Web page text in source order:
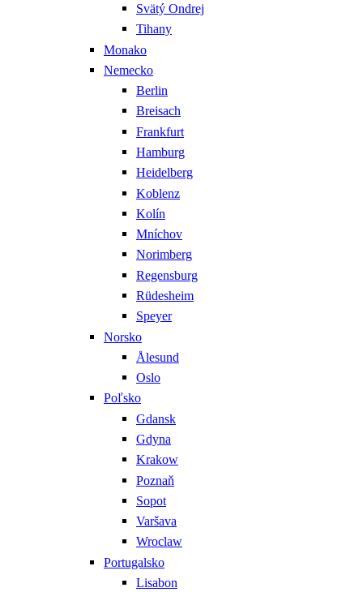
Svätý Ondrej
Tihany
Monako
Nemecko
Berlin
Breisach
Frankfurt
Hamburg
Heidelberg
Koblenz
Kolín
Mníchov
Norimberg
Regensburg
Rüdesheim
Speyer
Norsko
Ålesund
Oslo
Poľsko
Gdansk
Gdyna
Krakow
Poznaň
Sopot
Varšava
Wroclaw
Portugalsko
Lisabon